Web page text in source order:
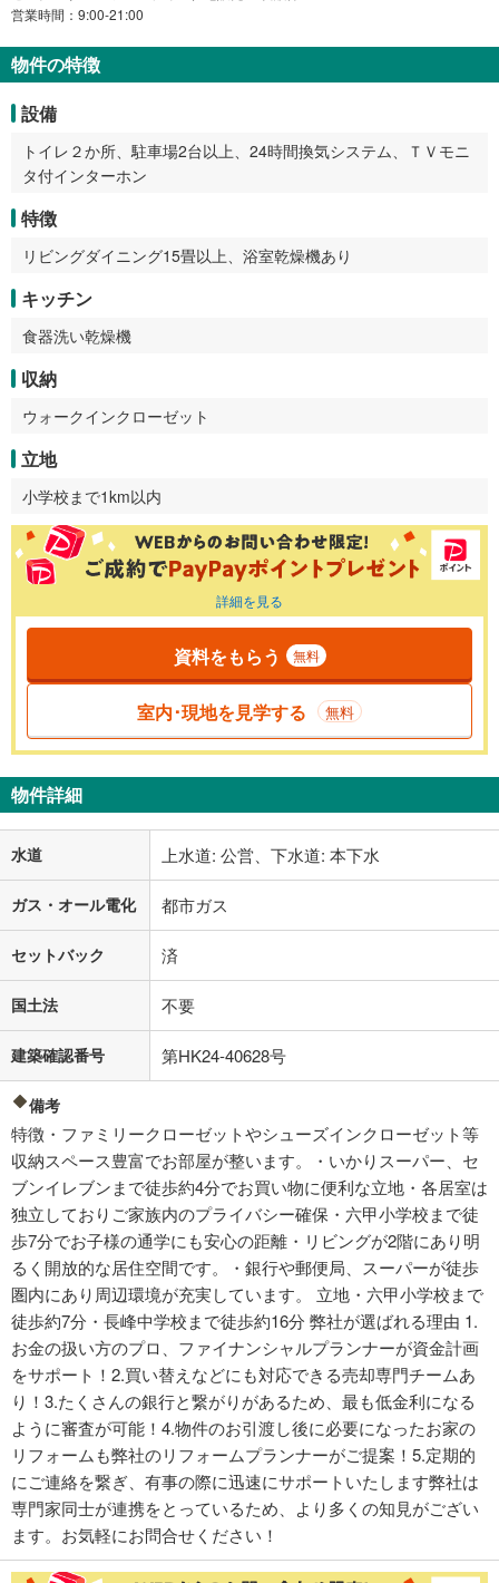
営業時間：9:00-21:00
物件の特徴
設備
トイレ２か所、駐車場2台以上、24時間換気システム、ＴＶモニ
タ付インターホン
特徴
リビングダイニング15畳以上、浴室乾燥機あり
キッチン
食器洗い乾燥機
収納
ウォークインクローゼット
立地
小学校まで1km以内
詳細を見る
資料をもらう 無料
室内･現地を見学する 無料
物件詳細
水道 上水道: 公営、下水道: 本下水
ガス・オール電化 都市ガス
セットバック 済
国土法 不要
建築確認番号 第HK24-40628号
備考
特徴・ファミリークローゼットやシューズインクローゼット等
収納スペース豊富でお部屋が整います。・いかりスーパー、セ
ブンイレブンまで徒歩約4分でお買い物に便利な立地・各居室は
独立しておりご家族内のプライバシー確保・六甲小学校まで徒
歩7分でお子様の通学にも安心の距離・リビングが2階にあり明
るく開放的な居住空間です。・銀行や郵便局、スーパーが徒歩
圏内にあり周辺環境が充実しています。 立地・六甲小学校まで
徒歩約7分・長峰中学校まで徒歩約16分 弊社が選ばれる理由 1.
お金の扱い方のプロ、ファイナンシャルプランナーが資金計画
をサポート！2.買い替えなどにも対応できる売却専門チームあ
り！3.たくさんの銀行と繋がりがあるため、最も低金利になる
ように審査が可能！4.物件のお引渡し後に必要になったお家の
リフォームも弊社のリフォームプランナーがご提案！5.定期的
にご連絡を繋ぎ、有事の際に迅速にサポートいたします弊社は
専門家同士が連携をとっているため、より多くの知見がござい
ます。お気軽にお問合せください！